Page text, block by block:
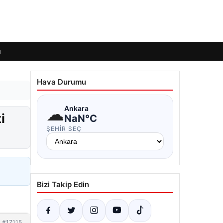
Hava Durumu
☁Ankara
NaN°C
ŞEHIR SEÇ
Bizi Takip Edin